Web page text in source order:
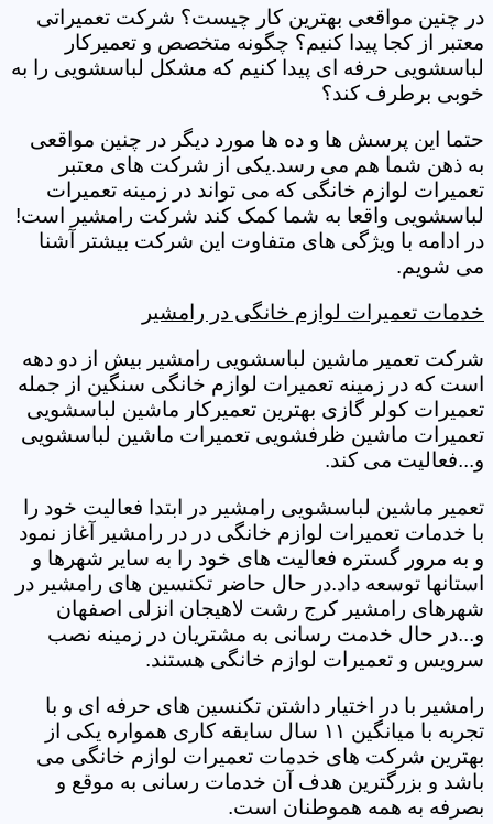
در چنین مواقعی بهترین کار چیست؟ شرکت تعمیراتی
معتبر از کجا پیدا کنیم؟ چگونه متخصص و تعمیرکار
لباسشویی حرفه ای پیدا کنیم که مشکل لباسشویی را به
خوبی برطرف کند؟
حتما این پرسش ها و ده ها مورد دیگر در چنین مواقعی
به ذهن شما هم می رسد.یکی از شرکت های معتبر
تعمیرات لوازم خانگی که می تواند در زمینه تعمیرات
لباسشویی واقعا به شما کمک کند شرکت رامشیر است!
در ادامه با ویژگی های متفاوت این شرکت بیشتر آشنا
می شویم.
خدمات تعمیرات لوازم خانگی در رامشیر
شرکت تعمیر ماشین لباسشویی رامشیر بیش از دو دهه
است که در زمینه تعمیرات لوازم خانگی سنگین از جمله
تعمیرات کولر گازی بهترین تعمیرکار ماشین لباسشویی
تعمیرات ماشین ظرفشویی تعمیرات ماشین لباسشویی
و...فعالیت می کند.
تعمیر ماشین لباسشویی رامشیر در ابتدا فعالیت خود را
با خدمات تعمیرات لوازم خانگی در در رامشیر آغاز نمود
و به مرور گستره فعالیت های خود را به سایر شهرها و
استانها توسعه داد.در حال حاضر تکنسین های رامشیر در
شهرهای رامشیر کرج رشت لاهیجان انزلی اصفهان
و...در حال خدمت رسانی به مشتریان در زمینه نصب
سرویس و تعمیرات لوازم خانگی هستند.
رامشیر با در اختیار داشتن تکنسین های حرفه ای و با
تجربه با میانگین ۱۱ سال سابقه کاری همواره یکی از
بهترین شرکت های خدمات تعمیرات لوازم خانگی می
باشد و بزرگترین هدف آن خدمات رسانی به موقع و
بصرفه به همه هموطنان است.